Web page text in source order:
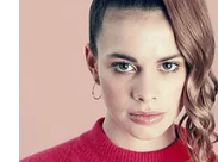
Modi in IIT Delhi:
बोलूं', देश के युवाओं को